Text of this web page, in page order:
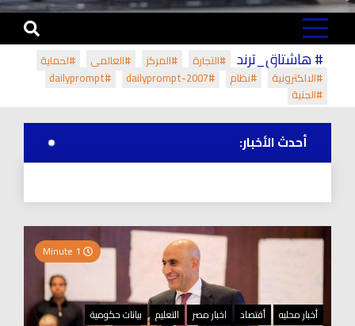
# هاشتاق_ترند #التجارة #المركز #العالمي
#لحماية
#الالكترونية
#نظام #dailyprompt-2007
#dailyprompt
#الجنية
أحدث الأخبار:
أخبار محليه أقتصاد اخبار مصر التعليم بيانات حكومية